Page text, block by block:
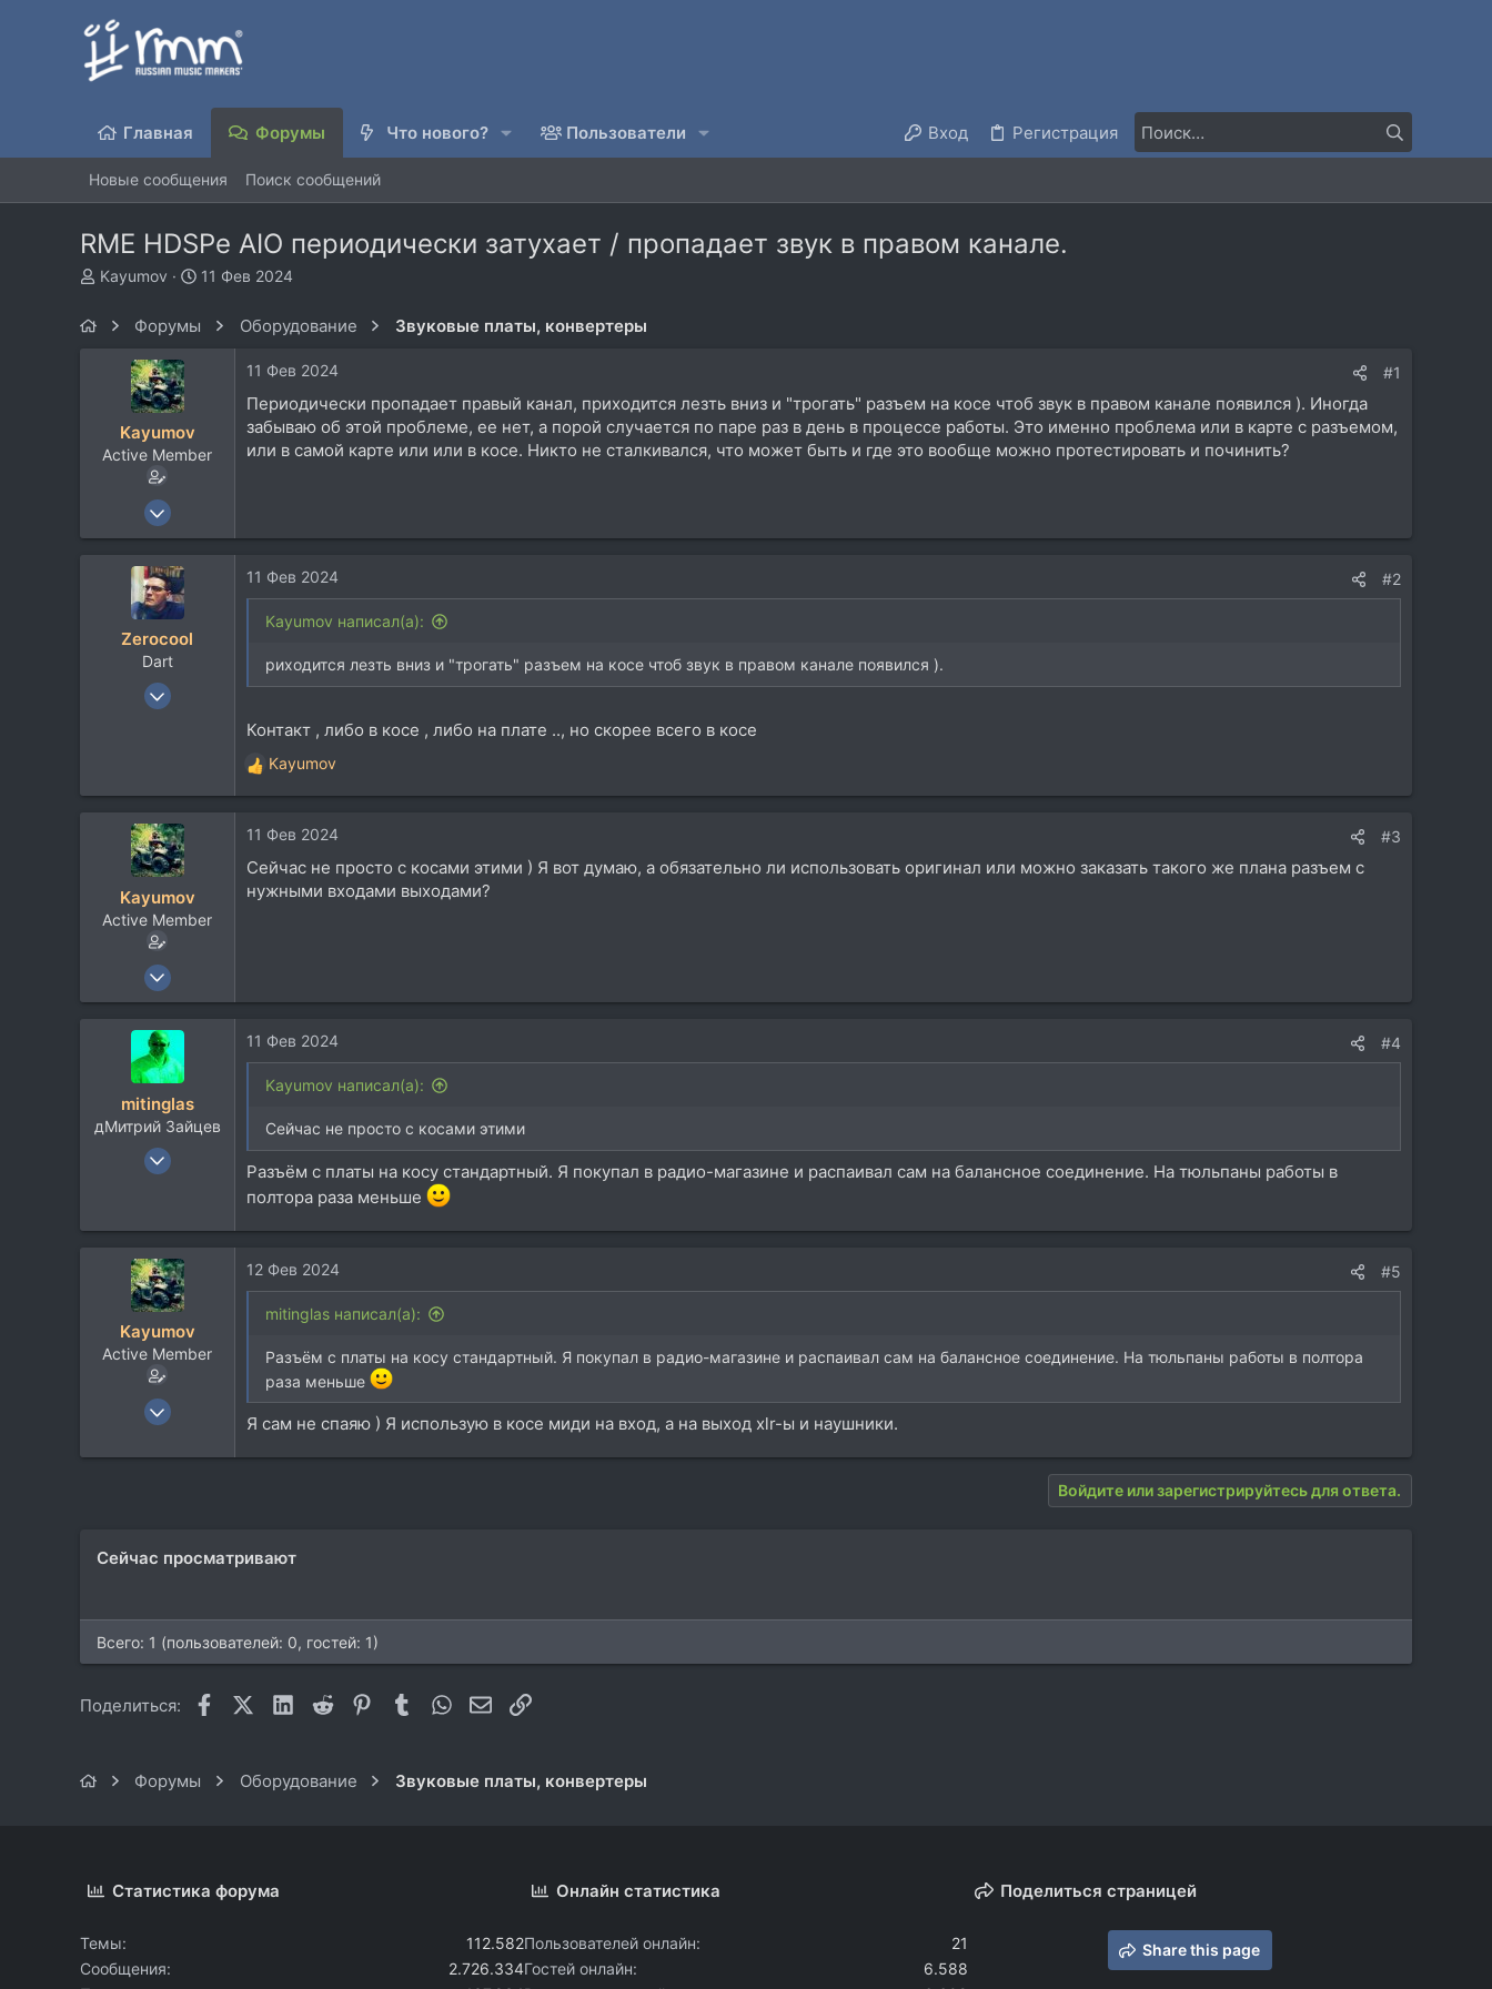
Главная Форумы Что нового? Пользователи Вход Регистрация
Новые сообщения Поиск сообщений
RME HDSPe AIO периодически затухает / пропадает звук в правом канале.
А
Kayumov
Д
а
11 Фев 2024
Форумы Оборудование Звуковые платы, конвертеры
Kayumov
Active Member
16 Янв 2013
Москва
11 Фев 2024 #1
Периодически пропадает правый канал, приходится лезть вниз и "трогать" разъем на косе чтоб звук в правом канале появился ). Иногда
забываю об этой проблеме, ее нет, а порой случается по паре раз в день в процессе работы. Это именно проблема или в карте с разъемом,
или в самой карте или или в косе. Никто не сталкивался, что может быть и где это вообще можно протестировать и починить?
Zerocool
Dart
18 Май 2003
Belgorod
11 Фев 2024 #2
Kayumov написал(а):
риходится лезть вниз и "трогать" разъем на косе чтоб звук в правом канале появился ).
Контакт , либо в косе , либо на плате .., но скорее всего в косе
Р
е
к
и
и
Kayumov
Kayumov
Active Member
16 Янв 2013
139
Москва
11 Фев 2024 #3
Сейчас не просто с косами этими ) Я вот думаю, а обязательно ли использовать оригинал или можно заказать такого же плана разъем с
нужными входами выходами?
mitinglas
дМитрий Зайцев
19 Ноя 2004
11 Фев 2024 #4
Kayumov написал(а):
Сейчас не просто с косами этими
Разъём с платы на косу стандартный. Я покупал в радио-магазине и распаивал сам на балансное соединение. На тюльпаны работы в
полтора раза меньше
Kayumov
Active Member
16 Янв 2013
42
12 Фев 2024 #5
mitinglas написал(а):
Разъём с платы на косу стандартный. Я покупал в радио-магазине и распаивал сам на балансное соединение. На тюльпаны работы в полтора
раза меньше
Я сам не спаяю ) Я использую в косе миди на вход, а на выход xlr-ы и наушники.
Войдите или зарегистрируйтесь для ответа.
Сейчас просматривают
Всего: 1 (пользователей: 0, гостей: 1)
Поделиться: FacebookX (Twitter)
LinkedIn
Reddit Pinterest
TumblrWhatsAppЭлектронная почта
Ссылка
Форумы Оборудование Звуковые платы, конвертеры
Статистика форума
Темы
112.582
Сообщения
2.726.334
Онлайн статистика
Пользователей онлайн
21
Гостей онлайн
6.588
Поделиться страницей
Share this page